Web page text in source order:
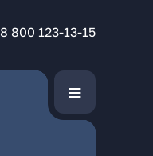
8 800 123-13-15